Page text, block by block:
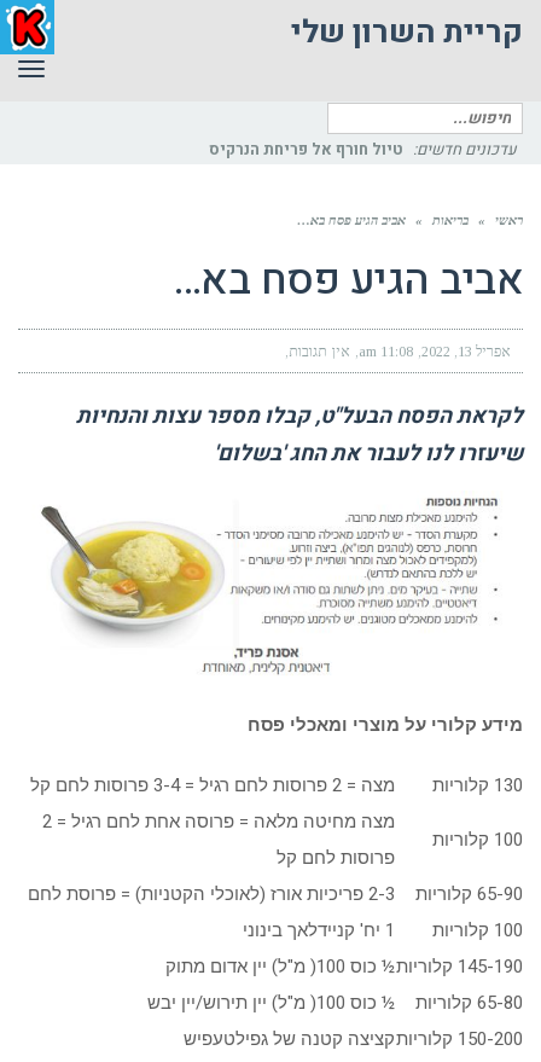
קריית השרון שלי
חיפוש
עבור:
עדכונים חדשים: טיול חורף אל פריחת הנרקיס
ראשי » בריאות » אביב הגיע פסח בא…
אביב הגיע פסח בא…
אפריל 13, 2022 11:08 am אין תגובות
לקראתהפסחהבעל"ט,קבלומספר עצותוהנחיות
שיעזרולנולעבור אתהחג בשלום
מידע קלורי על מוצרי ומאכלי פסח
130 קלוריות מצה = 2 פרוסות לחם רגיל = 3-4 פרוסות לחם קל
100 קלוריות
מצה מחיטה מלאה = פרוסה אחת לחם רגיל = 2
פרוסות לחם קל
65-90 קלוריות
2-3 פריכיות אורז (לאוכלי הקטניות) = פרוסת לחם
100 קלוריות
1 יח' קניידלאך בינוני
145-190 קלוריות
½ כוס 100( מ"ל) יין אדום מתוק
65-80 קלוריות
½ כוס 100( מ"ל) יין תירוש/יין יבש
150-200 קלוריות
קציצה קטנה של גפילטעפיש